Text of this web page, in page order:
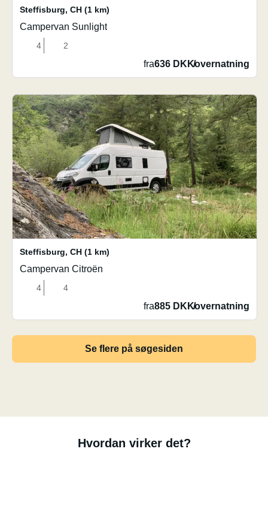
Steffisburg, CH (1 km)
Campervan Sunlight
4 2
fra636 DKK/overnatning
Steffisburg, CH (1 km)
Campervan Citroën
4 4
fra885 DKK/overnatning
Se flere på søgesiden
Hvordan virker det?